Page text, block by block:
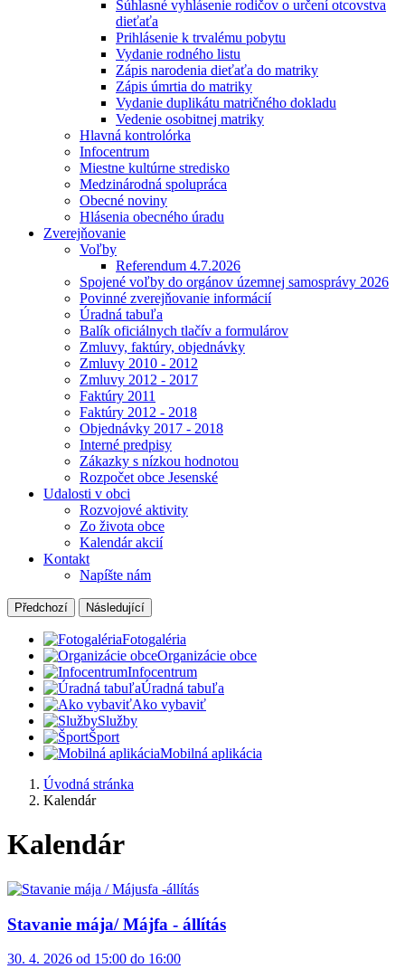
Súhlasné vyhlásenie rodičov o určení otcovstva
dieťaťa
Prihlásenie k trvalému pobytu
Vydanie rodného listu
Zápis narodenia dieťaťa do matriky
Zápis úmrtia do matriky
Vydanie duplikátu matričného dokladu
Vedenie osobitnej matriky
Hlavná kontrolórka
Infocentrum
Miestne kultúrne stredisko
Medzinárodná spolupráca
Obecné noviny
Hlásenia obecného úradu
Zverejňovanie
Voľby
Referendum 4.7.2026
Spojené voľby do orgánov územnej samosprávy 2026
Povinné zverejňovanie informácií
Úradná tabuľa
Balík oficiálnych tlačív a formulárov
Zmluvy, faktúry, objednávky
Zmluvy 2010 - 2012
Zmluvy 2012 - 2017
Faktúry 2011
Faktúry 2012 - 2018
Objednávky 2017 - 2018
Interné predpisy
Zákazky s nízkou hodnotou
Rozpočet obce Jesenské
Udalosti v obci
Rozvojové aktivity
Zo života obce
Kalendár akcií
Kontakt
Napíšte nám
Předchozí Následující
Fotogaléria
Organizácie obce
Infocentrum
Úradná tabuľa
Ako vybaviť
Služby
Šport
Mobilná aplikácia
Úvodná stránka
Kalendár
Kalendár
Stavanie mája/ Májfa - állítás
30. 4. 2026 od 15:00 do 16:00